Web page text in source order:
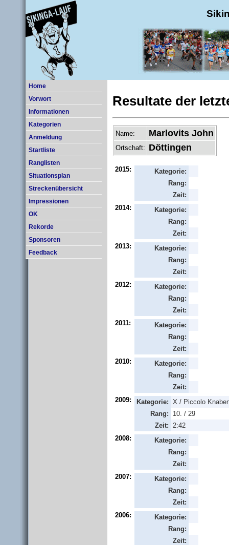
Home
Vorwort
Informationen
Kategorien
Anmeldung
Startliste
Ranglisten
Situationsplan
Streckenübersicht
Impressionen
OK
Rekorde
Sponsoren
Feedback
Resultate der
Name: Marlovits John
Ortschaft: Döttingen
2015:
Kategorie:
Rang:
Zeit:
2014:
Kategorie:
Rang:
Zeit:
2013:
Kategorie:
Rang:
Zeit:
2012:
Kategorie:
Rang:
Zeit:
2011:
Kategorie:
Rang:
Zeit:
2010:
Kategorie:
Rang:
Zeit:
2009:
Kategorie: X / Piccolo
Rang:
10. / 29
Zeit:
2:42
2008:
Kategorie:
Rang:
Zeit:
2007:
Kategorie:
Rang:
Zeit:
2006:
Kategorie:
Rang:
Zeit: